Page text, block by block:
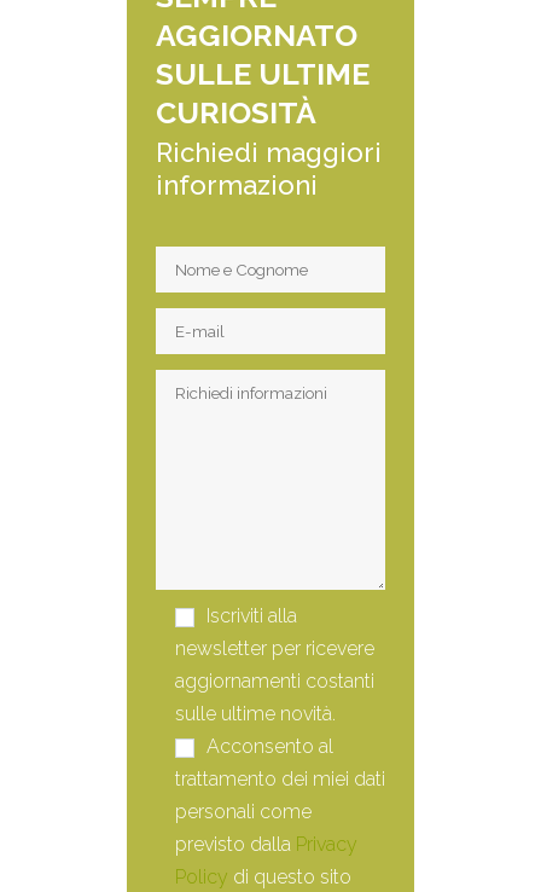
AGGIORNATO
SULLE ULTIME
CURIOSITÀ
Richiedi maggiori
informazioni
Iscriviti alla
newsletter per ricevere
aggiornamenti costanti
sulle ultime novità.
Acconsento al
trattamento dei miei dati
personali come
previsto dalla Privacy
Policy di questo sito